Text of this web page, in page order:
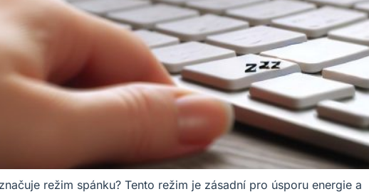
režim spánku? Tento režim je zásadní pro úsporu energie a